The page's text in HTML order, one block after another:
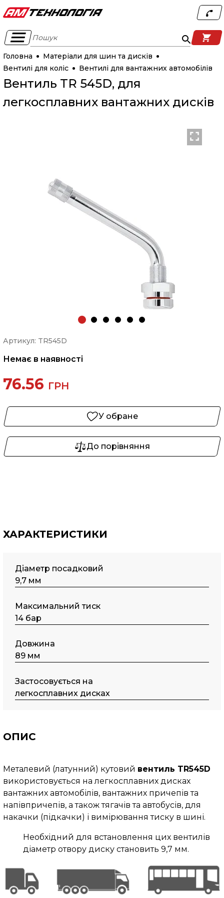
Пошук
Головна
Матеріали для шин та дисків
Вентилі для коліс
Вентилі для вантажних автомобілів
Вентиль TR 545D, для
легкосплавних вантажних дисків
Артикул: TR545D
Немає в наявності
76.56 ГРН
У обране
До порівняння
ХАРАКТЕРИСТИКИ
Діаметр посадковий
9,7 мм
Максимальний тиск
14 бар
Довжина
89 мм
Застосовується на
легкосплавних дисках
ОПИС
Металевий (латунний) кутовий вентиль TR545D
використовується на легкосплавних дисках
вантажних автомобілів, вантажних причепів та
напівпричепів, а також тягачів та автобусів, для
накачки (підкачки) і вимірювання тиску в шині.
Необхідний для встановлення цих вентилів
діаметр отвору диску становить 9,7 мм.